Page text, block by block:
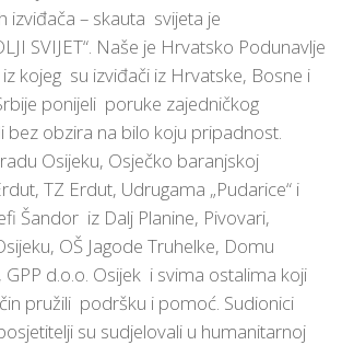
izviđača – skauta svijeta je
SVIJET“. Naše je Hrvatsko Podunavlje
kojeg su izviđači iz Hrvatske, Bosne i
ponijeli poruke zajedničkog
bez obzira na bilo koju pripadnost.
Osijeku, Osječko baranjskoj
TZ Erdut, Udrugama „Pudarice“ i
Šandor iz Dalj Planine, Pivovari,
OŠ Jagode Truhelke, Domu
d.o.o. Osijek i svima ostalima koji
pružili podršku i pomoć. Sudionici
su sudjelovali u humanitarnoj